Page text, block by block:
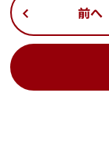
前へ